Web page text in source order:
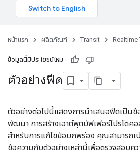
หน้าแรก ผลิตภัณฑ์ Transit Realtime
ข้อมูลนี้มีประโยชน์ไหม
ตัวอย่างฟีด
ตัวอย่างต่อไปนี้แสดงการนําเสนอฟีดเป็นข้
พัฒนา การสร้างเอาต์พุตบัฟเฟอร์โปรโตคอ
สำหรับการแก้ไขข้อบกพร่อง คุณสามารถเ
ข้อความกับตัวอย่างเหล่านี้เพื่อตรวจสอบ